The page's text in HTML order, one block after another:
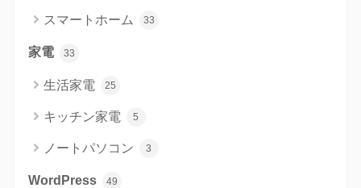
スマートホーム 33
家電 33
生活家電 25
キッチン家電 5
ノートパソコン 3
WordPress 49